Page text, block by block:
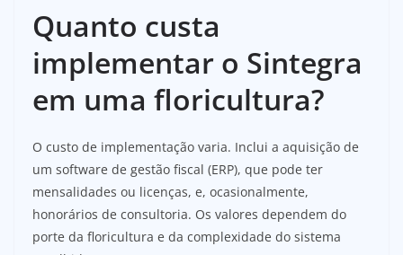
Quanto custa
implementar o Sintegra
em uma floricultura?
O custo de implementação varia. Inclui a aquisição de
um software de gestão fiscal (ERP), que pode ter
mensalidades ou licenças, e, ocasionalmente,
honorários de consultoria. Os valores dependem do
porte da floricultura e da complexidade do sistema